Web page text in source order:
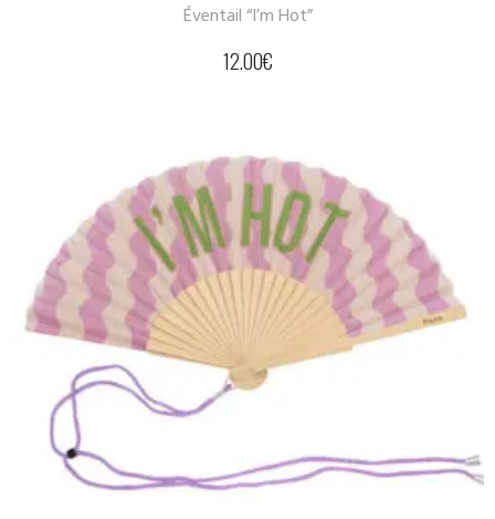
Éventail “I’m Hot”
12.00€